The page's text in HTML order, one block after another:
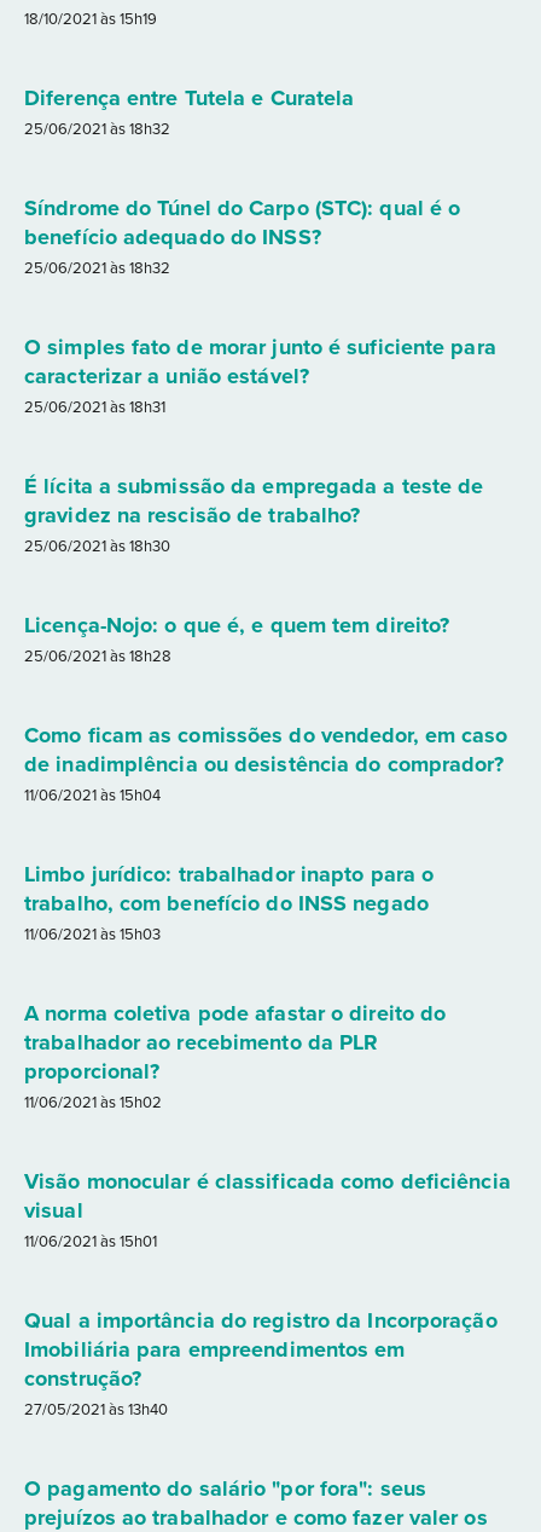
18/10/2021 às 15h19
Diferença entre Tutela e Curatela
25/06/2021 às 18h32
Síndrome do Túnel do Carpo (STC): qual é o
benefício adequado do INSS?
25/06/2021 às 18h32
O simples fato de morar junto é suficiente para
caracterizar a união estável?
25/06/2021 às 18h31
É lícita a submissão da empregada a teste de
gravidez na rescisão de trabalho?
25/06/2021 às 18h30
Licença-Nojo: o que é, e quem tem direito?
25/06/2021 às 18h28
Como ficam as comissões do vendedor, em caso
de inadimplência ou desistência do comprador?
11/06/2021 às 15h04
Limbo jurídico: trabalhador inapto para o
trabalho, com benefício do INSS negado
11/06/2021 às 15h03
A norma coletiva pode afastar o direito do
trabalhador ao recebimento da PLR
proporcional?
11/06/2021 às 15h02
Visão monocular é classificada como deficiência
visual
11/06/2021 às 15h01
Qual a importância do registro da Incorporação
Imobiliária para empreendimentos em
construção?
27/05/2021 às 13h40
O pagamento do salário "por fora": seus
prejuízos ao trabalhador e como fazer valer os